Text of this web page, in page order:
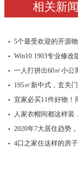
相关新闻
5个最受欢迎的开源
Win10 1903专业修改
一人打拼出60㎡小公
195㎡新中式，玄关
宜家必买11件好物！
人家衣帽间都这样装
2020年7大居住趋势
4口之家住这样的房